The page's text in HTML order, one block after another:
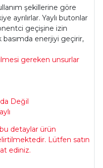
şekillerine göre
ayrılırlar. Yaylı butonlar
geçişine izin
basımda enerjiyi geçirir,
gereken unsurlar
Değil
detaylar ürün
Lütfen satın
ediniz.